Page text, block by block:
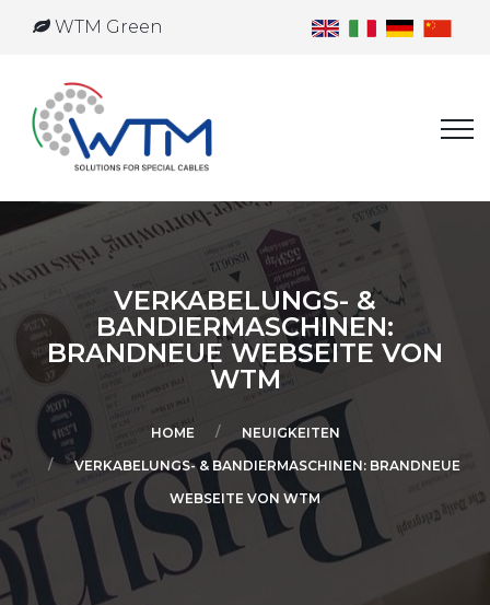
WTM Green
VERKABELUNGS- &
BANDIERMASCHINEN:
BRANDNEUE WEBSEITE VON
WTM
HOME
NEUIGKEITEN
VERKABELUNGS- & BANDIERMASCHINEN: BRANDNEUE
WEBSEITE VON WTM